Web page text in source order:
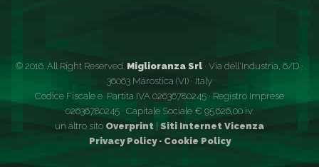
© 2016. All Right Reserved. Miglioranza Srl · Via dell'Industria, 6/D ·
36063 Marostica (VI) · Italy
Codice Fiscale e Partita IVA 02636780245 · Registro Imprese
02636780245 · Capitale Sociale € 95.626,00 i.v.
un altro sito Overprint Siti Internet Vicenza
Privacy Policy · Cookie Policy